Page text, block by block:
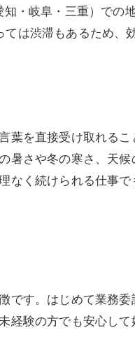
・岐阜・三重）での
は渋滞もあるため、
を直接受け取れる
さや冬の寒さ、天
く続けられる仕事で
す。はじめて業務
験の方でも安心して